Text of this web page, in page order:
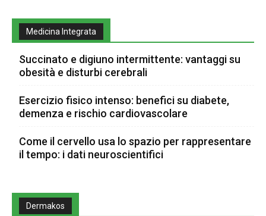
Medicina Integrata
Succinato e digiuno intermittente: vantaggi su
obesità e disturbi cerebrali
Esercizio fisico intenso: benefici su diabete,
demenza e rischio cardiovascolare
Come il cervello usa lo spazio per rappresentare
il tempo: i dati neuroscientifici
Dermakos